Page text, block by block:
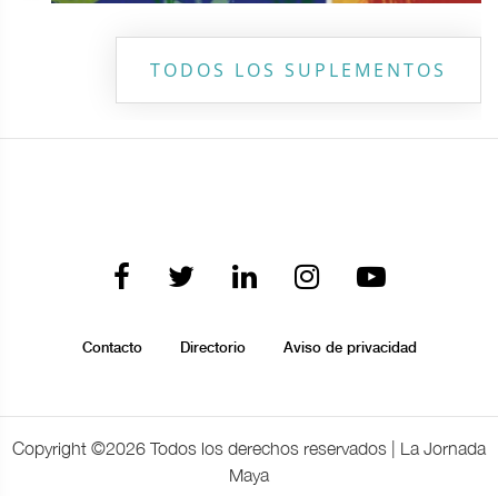
TODOS LOS SUPLEMENTOS
Contacto Directorio Aviso de privacidad
Copyright ©2026 Todos los derechos reservados | La Jornada
Maya